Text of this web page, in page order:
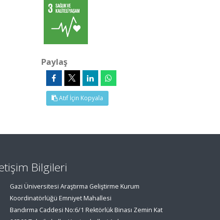
Paylaş
Atıf İçin Kopyala
Bilgileri
Gazi Üniversitesi Araştırma Geliştirme Kurum
Koordinatörlüğü Emniyet Mahallesi
Bandırma Caddesi No:6/1 Rektörlük Binası Zemin Kat